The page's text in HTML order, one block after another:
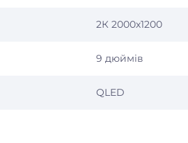
2К 2000х1200
9 дюймів
QLED